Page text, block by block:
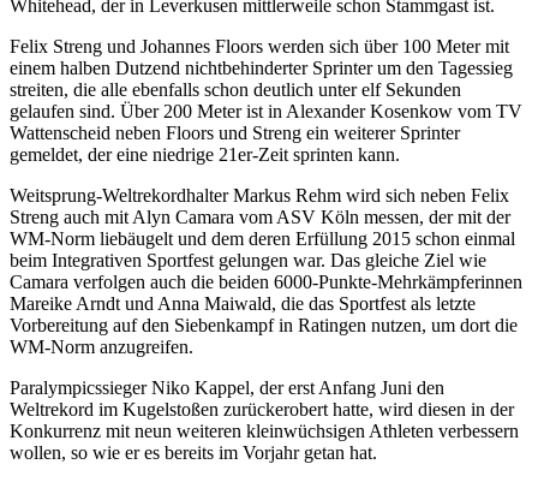
Whitehead, der in Leverkusen mittlerweile schon Stammgast ist.
Felix Streng und Johannes Floors werden sich über 100 Meter mit
einem halben Dutzend nichtbehinderter Sprinter um den Tagessieg
streiten, die alle ebenfalls schon deutlich unter elf Sekunden
gelaufen sind. Über 200 Meter ist in Alexander Kosenkow vom TV
Wattenscheid neben Floors und Streng ein weiterer Sprinter
gemeldet, der eine niedrige 21er-Zeit sprinten kann.
Weitsprung-Weltrekordhalter Markus Rehm wird sich neben Felix
Streng auch mit Alyn Camara vom ASV Köln messen, der mit der
WM-Norm liebäugelt und dem deren Erfüllung 2015 schon einmal
beim Integrativen Sportfest gelungen war. Das gleiche Ziel wie
Camara verfolgen auch die beiden 6000-Punkte-Mehrkämpferinnen
Mareike Arndt und Anna Maiwald, die das Sportfest als letzte
Vorbereitung auf den Siebenkampf in Ratingen nutzen, um dort die
WM-Norm anzugreifen.
Paralympicssieger Niko Kappel, der erst Anfang Juni den
Weltrekord im Kugelstoßen zurückerobert hatte, wird diesen in der
Konkurrenz mit neun weiteren kleinwüchsigen Athleten verbessern
wollen, so wie er es bereits im Vorjahr getan hat.